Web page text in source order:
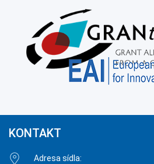
KONTAKT
Adresa sídla: